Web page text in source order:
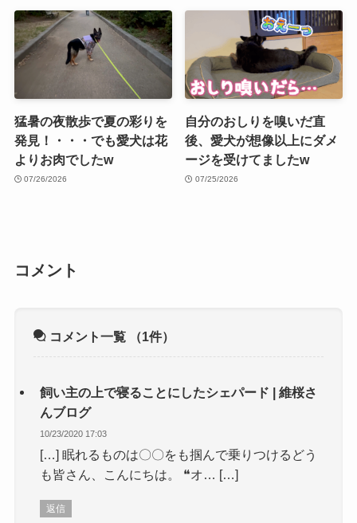
猛暑の夜散歩で夏の彩りを
発見！・・・でも愛犬は花
よりお肉でしたw
07/26/2026
自分のおしりを嗅いだ直
後、愛犬が想像以上にダメ
ージを受けてましたw
07/25/2026
コメント
コメント一覧 （1件）
飼い主の上で寝ることにしたシェパード | 維桜さ
んブログ
10/23/2020 17:03
[…] 眠れるものは〇〇をも掴んで乗りつけるどう
も皆さん、こんにちは。 ❝オ… […]
返信